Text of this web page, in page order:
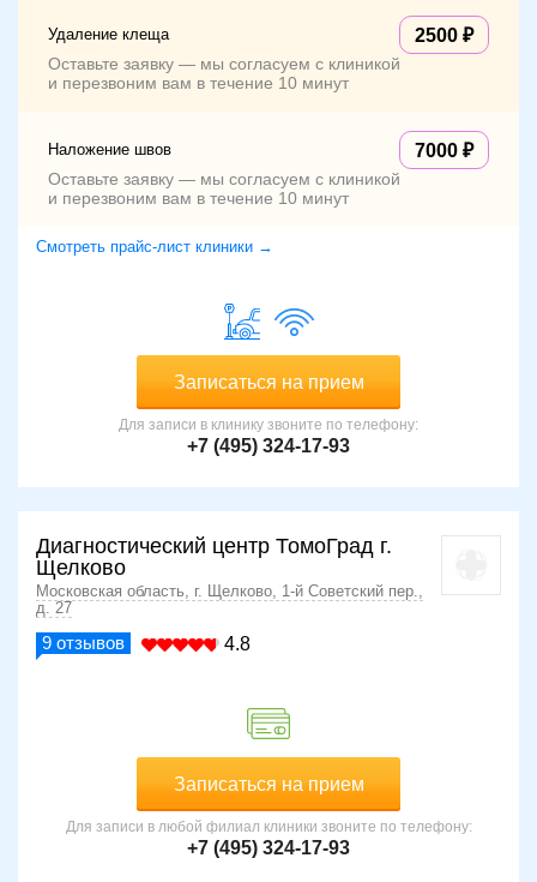
Удаление клеща 2500
Оставьте заявку — мы согласуем с клиникой
и перезвоним вам в течение 10 минут
Наложение швов 7000
Оставьте заявку — мы согласуем с клиникой
и перезвоним вам в течение 10 минут
Смотреть прайс-лист клиники →
Записаться на прием
Для записи в клинику звоните по телефону:
+7 (495) 324-17-93
Диагностический центр ТомоГрад г.
Щелково
Московская область, г. Щелково, 1-й Советский пер.,
д. 27
9 отзывов 4.8
Записаться на прием
Для записи в любой филиал клиники звоните по телефону:
+7 (495) 324-17-93